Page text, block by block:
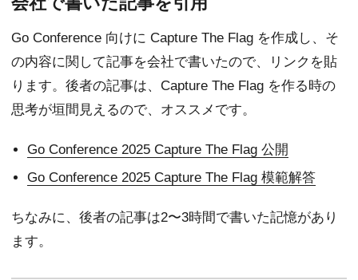
Go Conference 向けに Capture The Flag を作成し、そ
の内容に関して記事を会社で書いたので、リンクを貼
ります。後者の記事は、Capture The Flag を作る時の
思考が垣間見えるので、オススメです。
Go Conference 2025 Capture The Flag 公開
Go Conference 2025 Capture The Flag 模範解答
ちなみに、後者の記事は2〜3時間で書いた記憶があり
ます。